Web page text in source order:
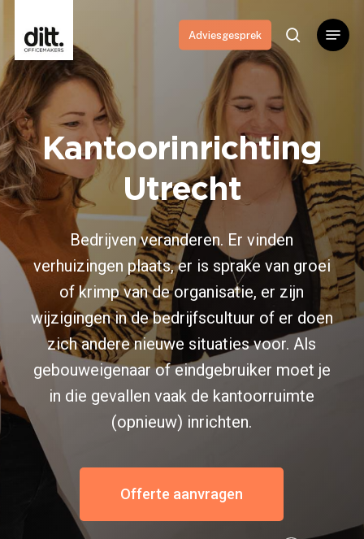
main
content
Adviesgesprek search
Menu
Kantoorinrichting
Utrecht
Bedrijven veranderen. Er vinden
verhuizingen plaats, er is sprake van groei
of krimp van de organisatie, er zijn
wijzigingen in de bedrijfscultuur of er doen
zich andere nieuwe situaties voor. Als
gebouweigenaar of eindgebruiker moet je
in die gevallen vaak de kantoorruimte
(opnieuw) inrichten.
Offerte aanvragen